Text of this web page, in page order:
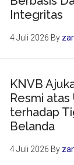
Integritas
4 Juli 2026 By
KNVB
Resmi atas
terhadap
Belanda
4 Juli 2026 By